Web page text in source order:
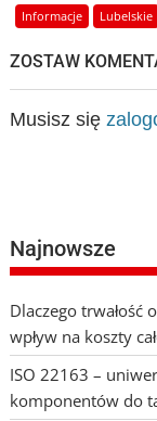
Informacje Lubelskie
ZOSTAW
Musisz się
Najnowsze
Dlaczego
wpływ na koszty
ISO 22163 –
komponentów do